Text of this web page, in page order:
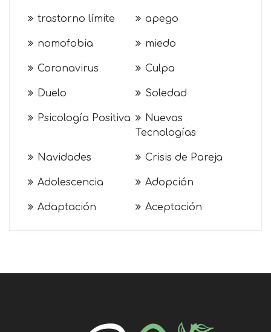
trastorno límite apego
nomofobia miedo
Coronavirus Culpa
Duelo Soledad
Psicología Positiva
Nuevas
Tecnologías
Navidades Crisis de Pareja
Adolescencia Adopción
Adaptación Aceptación